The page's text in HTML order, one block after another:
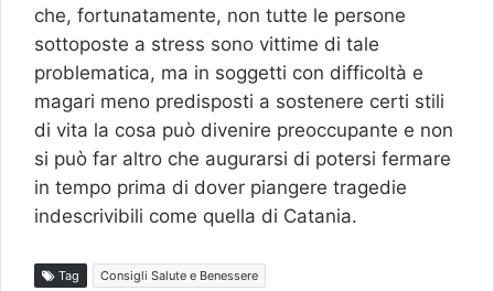
che, fortunatamente, non tutte le persone
sottoposte a stress sono vittime di tale
problematica, ma in soggetti con difficoltà e
magari meno predisposti a sostenere certi stili
di vita la cosa può divenire preoccupante e non
si può far altro che augurarsi di potersi fermare
in tempo prima di dover piangere tragedie
indescrivibili come quella di Catania.
Tag Consigli Salute e Benessere